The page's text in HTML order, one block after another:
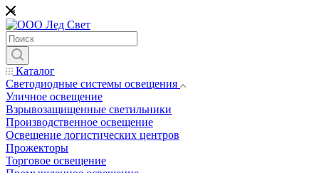
Каталог
Светодиодные системы освещения
Уличное освещение
Взрывозащищенные светильники
Производственное освещение
Освещение логистических центров
Прожекторы
Торговое освещение
*